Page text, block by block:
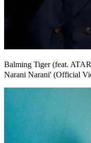
Balming Tiger (feat.
Narani Narani' (Official